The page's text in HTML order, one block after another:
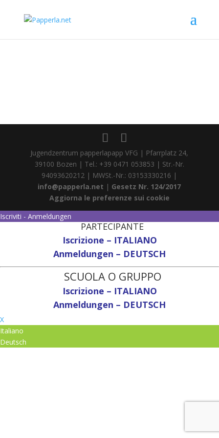
Jugendzentrum papperlapapp VFG | Pfarrplatz 24,
39100 Bozen | Tel.: +39 0471 053853 | Str.-Nr.
94093620212 | MWSt.-Nr.: 03153330216 |
info@papperla.net | Gesetz Nr. 124/2017
Aggiorna le preferenze sui cookie
Iscriviti - Anmeldungen
PARTECIPANTE
Iscrizione – ITALIANO
Anmeldungen – DEUTSCH
SCUOLA O GRUPPO
Iscrizione – ITALIANO
Anmeldungen – DEUTSCH
X
Italiano
Deutsch